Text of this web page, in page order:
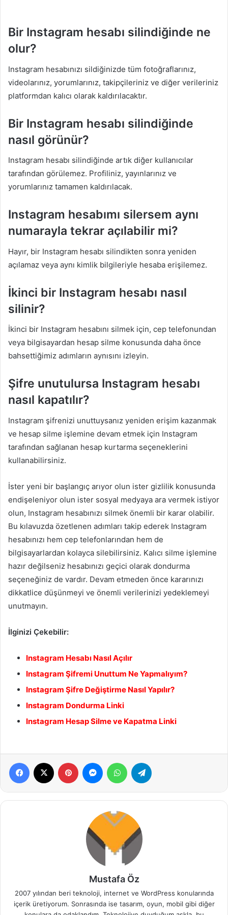
Bir Instagram hesabı silindiğinde ne
olur?
Instagram hesabınızı sildiğinizde tüm fotoğraflarınız,
videolarınız, yorumlarınız, takipçileriniz ve diğer verileriniz
platformdan kalıcı olarak kaldırılacaktır.
Bir Instagram hesabı silindiğinde
nasıl görünür?
Instagram hesabı silindiğinde artık diğer kullanıcılar
tarafından görülemez. Profiliniz, yayınlarınız ve
yorumlarınız tamamen kaldırılacak.
Instagram hesabımı silersem aynı
numarayla tekrar açılabilir mi?
Hayır, bir Instagram hesabı silindikten sonra yeniden
açılamaz veya aynı kimlik bilgileriyle hesaba erişilemez.
İkinci bir Instagram hesabı nasıl
silinir?
İkinci bir Instagram hesabını silmek için, cep telefonundan
veya bilgisayardan hesap silme konusunda daha önce
bahsettiğimiz adımların aynısını izleyin.
Şifre unutulursa Instagram hesabı
nasıl kapatılır?
Instagram şifrenizi unuttuysanız yeniden erişim kazanmak
ve hesap silme işlemine devam etmek için Instagram
tarafından sağlanan hesap kurtarma seçeneklerini
kullanabilirsiniz.
İster yeni bir başlangıç ​​arıyor olun ister gizlilik konusunda
endişeleniyor olun ister sosyal medyaya ara vermek istiyor
olun, Instagram hesabınızı silmek önemli bir karar olabilir.
Bu kılavuzda özetlenen adımları takip ederek Instagram
hesabınızı hem cep telefonlarından hem de
bilgisayarlardan kolayca silebilirsiniz. Kalıcı silme işlemine
hazır değilseniz hesabınızı geçici olarak dondurma
seçeneğiniz de vardır. Devam etmeden önce kararınızı
dikkatlice düşünmeyi ve önemli verilerinizi yedeklemeyi
unutmayın.
İlginizi Çekebilir:
Instagram Hesabı Nasıl Açılır
Instagram Şifremi Unuttum Ne Yapmalıyım?
Instagram Şifre Değiştirme Nasıl Yapılır?
Instagram Dondurma Linki
Instagram Hesap Silme ve Kapatma Linki
Facebook Pinterest MessengerWhatsApp
Mustafa Öz
2007 yılından beri teknoloji, internet ve WordPress konularında
içerik üretiyorum. Sonrasında ise tasarım, oyun, mobil gibi diğer